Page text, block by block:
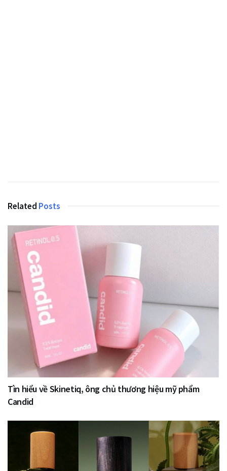
Related Posts
Tìn hiểu về Skinetiq, ông chủ thương hiệu mỹ phẩm
Candid